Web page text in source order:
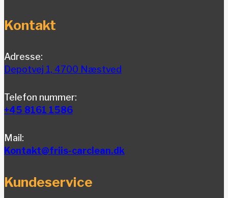
Kontakt
Adresse:
Depotvej 1, 4700 Næstved
Telefon nummer:
+45 8161 1586
Mail:
Kontakt@friis-carclean.dk
Kundeservice